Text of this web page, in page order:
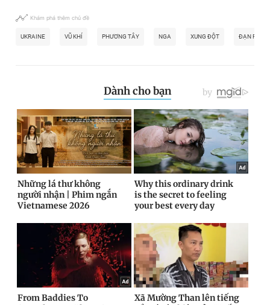
Khám phá thêm chủ đề
UKRAINE VŨ KHÍ PHƯƠNG TÂY NGA XUNG ĐỘT ĐẠN PHÁO